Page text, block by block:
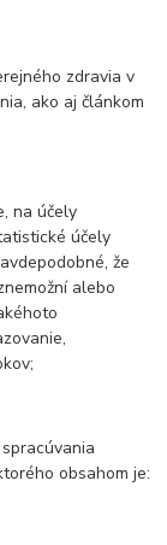
zdravia v
ako aj článkom
na účely
účely
že
alebo
obsahom je: